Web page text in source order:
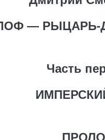
— РЫЦАРЬ-
Часть